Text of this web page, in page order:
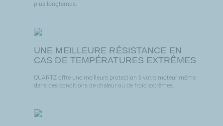
plus longtemps.
UNE MEILLEURE RÉSISTANCE EN
CAS DE TEMPÉRATURES EXTRÊMES
QUARTZ offre une meilleure protection à votre moteur même
dans des conditions de chaleur ou de froid extrêmes.